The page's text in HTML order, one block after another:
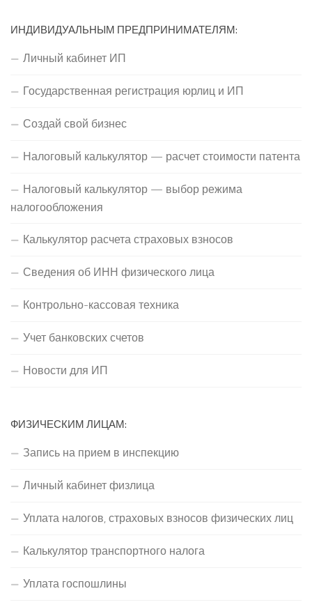
ИНДИВИДУАЛЬНЫМ ПРЕДПРИНИМАТЕЛЯМ:
Личный кабинет ИП
Государственная регистрация юрлиц и ИП
Создай свой бизнес
Налоговый калькулятор — расчет стоимости патента
Налоговый калькулятор — выбор режима
налогообложения
Калькулятор расчета страховых взносов
Сведения об ИНН физического лица
Контрольно-кассовая техника
Учет банковских счетов
Новости для ИП
ФИЗИЧЕСКИМ ЛИЦАМ:
Запись на прием в инспекцию
Личный кабинет физлица
Уплата налогов, страховых взносов физических лиц
Калькулятор транспортного налога
Уплата госпошлины